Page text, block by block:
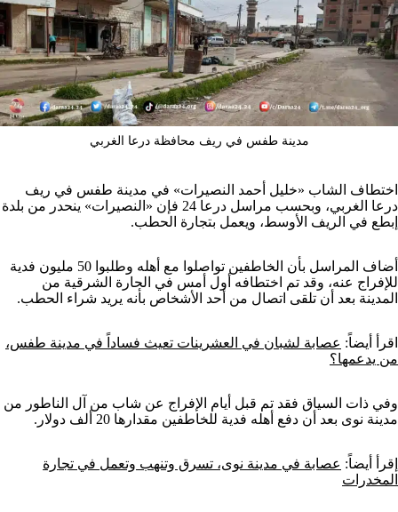
مدينة طفس في ريف محافظة درعا الغربي
اختطاف الشاب «خليل أحمد النصيرات» في مدينة طفس في ريف
درعا الغربي، وبحسب مراسل درعا 24 فإن «النصيرات» ينحدر من بلدة
إبطع في الريف الأوسط، ويعمل بتجارة الحطب.
أضاف المراسل بأن الخاطفين تواصلوا مع أهله وطلبوا 50 مليون فدية
للإفراج عنه، وقد تم اختطافه أول أمس في الحارة الشرقية من
المدينة بعد أن تلقى اتصال من أحد الأشخاص بأنه يريد شراء الحطب.
اقرأ أيضاً: عصابة لشبان في العشرينات تعيث فساداً في مدينة طفس،
من يدعمها؟
وفي ذات السياق فقد تم قبل أيام الإفراج عن شاب من آل الناطور من
مدينة نوى بعد أن دفع أهله فدية للخاطفين مقدارها 20 ألف دولار.
إقرأ أيضاً: عصابة في مدينة نوى، تسرق وتنهب وتعمل في تجارة
المخدرات